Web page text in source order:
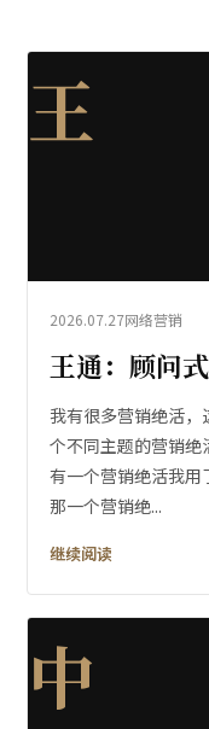
王
2026.07.27网络营销
王通：顾问
我有很多营销绝活
个不同主题的营销绝
有一个营销绝活我用
那一个营销绝...
继续阅读
中